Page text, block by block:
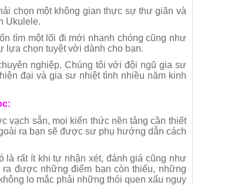
chọn một không gian thực sự thư giãn và
Ukulele.
tìm một lối đi mới nhanh chóng cũng như
lựa chọn tuyệt vời dành cho bạn.
nghiệp. Chúng tôi với đội ngũ gia sư
đại và gia sư nhiệt tình nhiều năm kinh
vạch sẵn, mọi kiến thức nền tảng cần thiết
ra bạn sẽ được sư phụ hướng dẫn cách
là rất ít khi tự nhận xét, đánh giá cũng như
được những điểm bạn còn thiếu, những
lo mắc phải những thói quen xấu nguy